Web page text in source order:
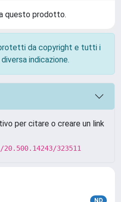
questo prodotto.
da copyright e tutti i
indicazione.
per citare o creare un link
323511
ND